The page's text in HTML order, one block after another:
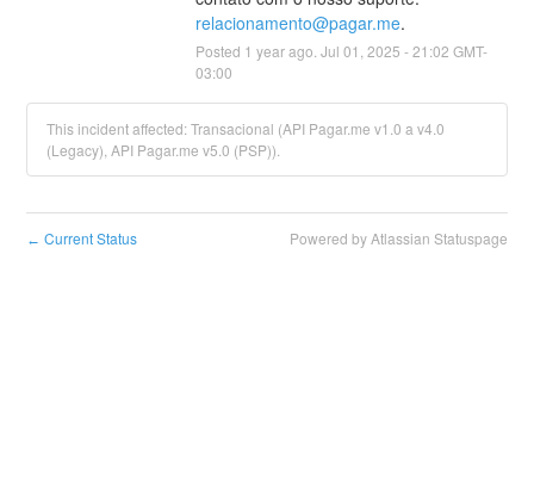
relacionamento@pagar.me.
Posted 1 year ago. Jul 01 2025 -21:02 GMT-
03:00
This incident affected: Transacional (API Pagar.me v1.0 a v4.0
(Legacy), API Pagar.me v5.0 (PSP)).
← Current Status Powered by Atlassian Statuspage